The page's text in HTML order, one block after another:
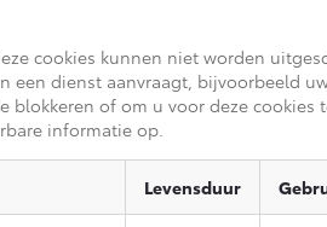
cookies kunnen niet worden
een dienst aanvraagt, bijvoorbeeld
of om u voor deze
informatie op.
Levensduur